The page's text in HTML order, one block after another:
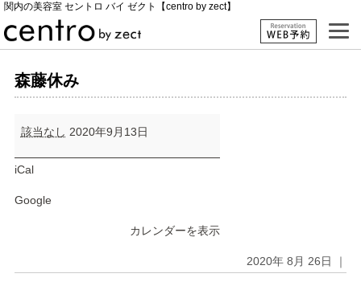
関内の美容室 セントロ バイ ゼクト【centro by zect】
森藤休み
藤
み
該当なし 2020年9月13日
iCal
Google
カレンダーを表示
2020年 8月 26日 ｜